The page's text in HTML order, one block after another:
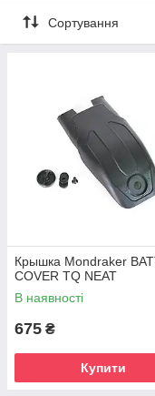
Сортування
Крышка Mondraker
COVER TQ NEAT
В наявності
675 ₴
Купити